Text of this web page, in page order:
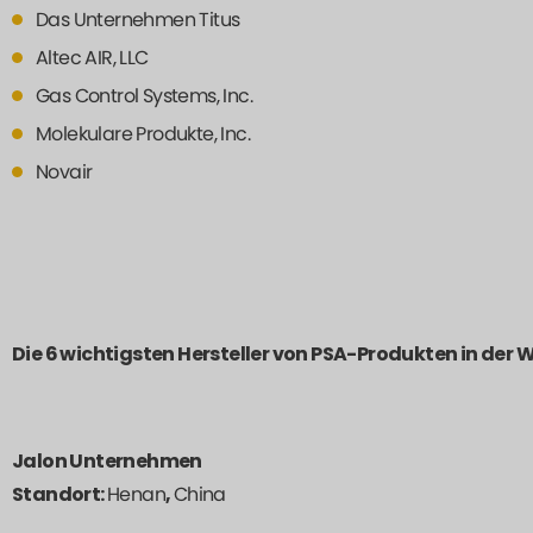
Das Unternehmen Titus
Altec AIR, LLC
Gas Control Systems, Inc.
Molekulare Produkte, Inc.
Novair
Die 6 wichtigsten Hersteller von PSA-Produkten in der
Jalon Unternehmen
Standort:Henan,China